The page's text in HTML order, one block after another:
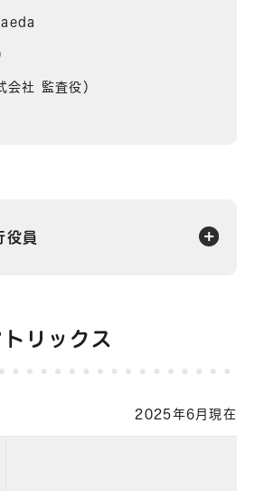
会社 監査役）
役員
リックス
2025年6月現在